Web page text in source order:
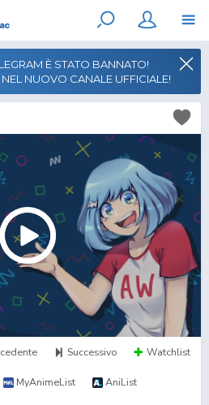
È STATO BANNATO!
NEL NUOVO CANALE UFFICIALE!
Successivo Watchlist
MyAnimeList AniList